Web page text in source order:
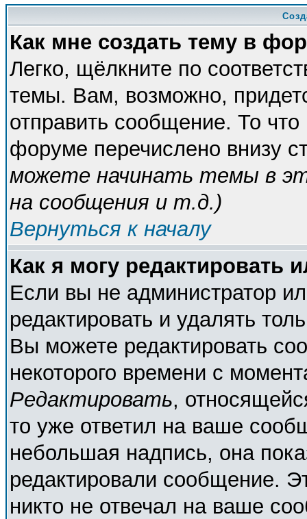
Как мне создать тему в
Легко, щёлкните по
темы. Вам, возможно,
отправить сообщение. То
форуме перечислено внизу
можете начинать темы в
на сообщения и т.д.)
Вернуться к началу
Как я могу редактировать
Если вы не администратор
редактировать и удалять
Вы можете редактировать
некоторого времени с
Редактировать,
то уже ответил на ваше
небольшая надпись, она
редактировали сообщение.
никто не отвечал на ваше